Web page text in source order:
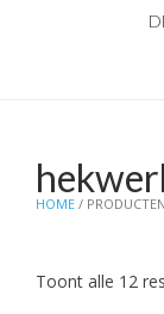
HOME /
Toont alle 12